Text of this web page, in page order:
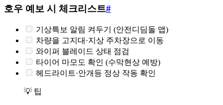
호우 예보 시 체크리스트#
기상특보 알림 켜두기 (안전디딤돌 앱)
차량을 고지대·지상 주차장으로 이동
와이퍼 블레이드 상태 점검
타이어 마모도 확인 (수막현상 예방)
헤드라이트·안개등 정상 작동 확인
💡 팁